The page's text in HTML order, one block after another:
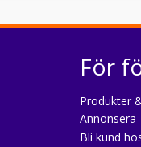
För
Produkter
Annonsera
Bli kund